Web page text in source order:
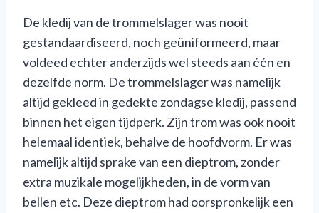
De kledij van de trommelslager was nooit
gestandaardiseerd, noch geüniformeerd, maar
voldeed echter anderzijds wel steeds aan één en
dezelfde norm. De trommelslager was namelijk
altijd gekleed in gedekte zondagse kledij, passend
binnen het eigen tijdperk. Zijn trom was ook nooit
helemaal identiek, behalve de hoofdvorm. Er was
namelijk altijd sprake van een dieptrom, zonder
extra muzikale mogelijkheden, in de vorm van
bellen etc. Deze dieptrom had oorspronkelijk een